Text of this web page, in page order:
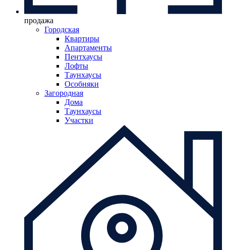
продажа
Городская
Квартиры
Апартаменты
Пентхаусы
Лофты
Таунхаусы
Особняки
Загородная
Дома
Таунхаусы
Участки